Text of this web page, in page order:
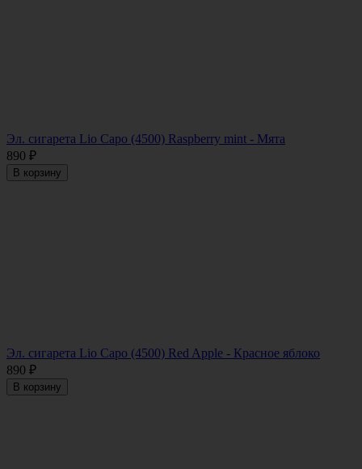
Эл. сигарета Lio Capo (4500) Raspberry mint - Мята
890 ₽
В корзину
Эл. сигарета Lio Capo (4500) Red Apple - Красное яблоко
890 ₽
В корзину